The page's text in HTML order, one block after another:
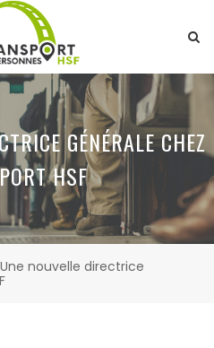
GÉNÉRALE CHEZ
HSF
Une nouvelle directrice